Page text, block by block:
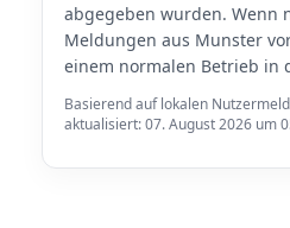
abgegeben wurden. Wenn
Meldungen aus Munster
einem normalen Betrieb in
Basierend auf lokalen
aktualisiert: 07. August 2026 um